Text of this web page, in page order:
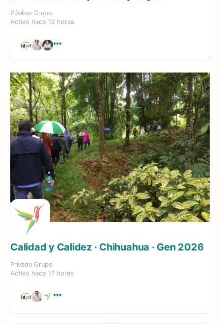
Público Grupo
Activo hace 12 horas
Calidad y Calidez · Chihuahua · Gen 2026
Privado Grupo
Activo hace 17 horas